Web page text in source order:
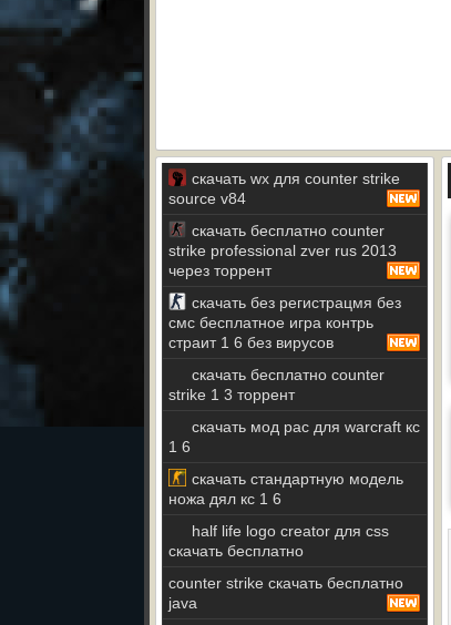
скачать wx для counter strike
source v84
скачать бесплатно counter
strike professional zver rus 2013
через торрент
скачать без регистрацмя без
смс бесплатное игра контрь
страит 1 6 без вирусов
скачать бесплатно counter
strike 1 3 торрент
скачать мод рас для warcraft кс
1 6
скачать стандартную модель
ножа дял кс 1 6
half life logo creator для css
скачать бесплатно
counter strike скачать бесплатно
java